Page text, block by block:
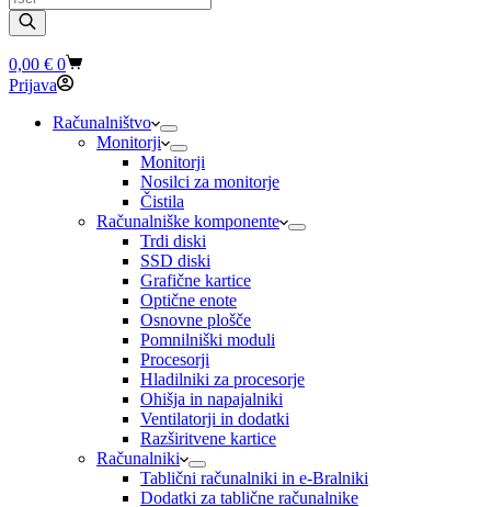
search
Shopping
cart
0,00 € 0
Prijava
Računalništvo
Monitorji
Monitorji
Nosilci za monitorje
Čistila
Računalniške komponente
Trdi diski
SSD diski
Grafične kartice
Optične enote
Osnovne plošče
Pomnilniški moduli
Procesorji
Hladilniki za procesorje
Ohišja in napajalniki
Ventilatorji in dodatki
Razširitvene kartice
Računalniki
Tablični računalniki in e-Bralniki
Dodatki za tablične računalnike